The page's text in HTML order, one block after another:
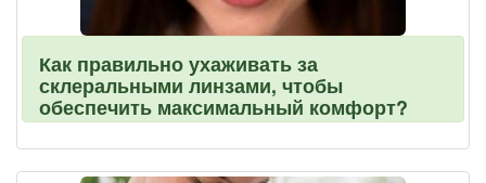
Как правильно ухаживать за
склеральными линзами, чтобы
обеспечить максимальный комфорт?